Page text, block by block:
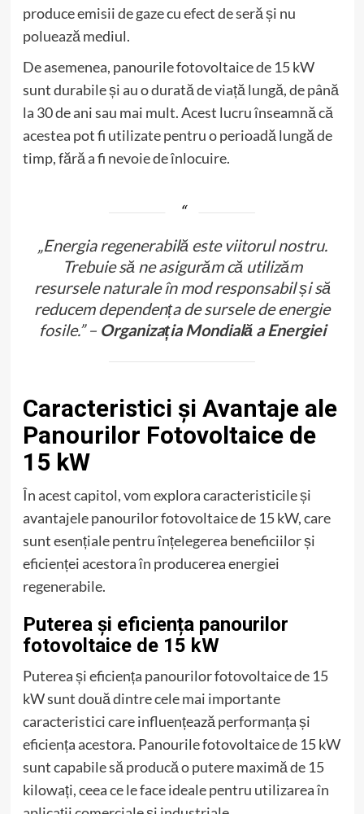
produce emisii de gaze cu efect de seră și nu
poluează mediul.
De asemenea, panourile fotovoltaice de 15 kW
sunt durabile și au o durată de viață lungă, de până
la 30 de ani sau mai mult. Acest lucru înseamnă că
acestea pot fi utilizate pentru o perioadă lungă de
timp, fără a fi nevoie de înlocuire.
„Energia regenerabilă este viitorul nostru.
Trebuie să ne asigurăm că utilizăm
resursele naturale în mod responsabil și să
reducem dependența de sursele de energie
fosile.” – Organizația Mondială a Energiei
Caracteristici și Avantaje ale
Panourilor Fotovoltaice de
15 kW
În acest capitol, vom explora caracteristicile și
avantajele panourilor fotovoltaice de 15 kW, care
sunt esențiale pentru înțelegerea beneficiilor și
eficienței acestora în producerea energiei
regenerabile.
Puterea și eficiența panourilor
fotovoltaice de 15 kW
Puterea și eficiența panourilor fotovoltaice de 15
kW sunt două dintre cele mai importante
caracteristici care influențează performanța și
eficiența acestora. Panourile fotovoltaice de 15 kW
sunt capabile să producă o putere maximă de 15
kilowați, ceea ce le face ideale pentru utilizarea în